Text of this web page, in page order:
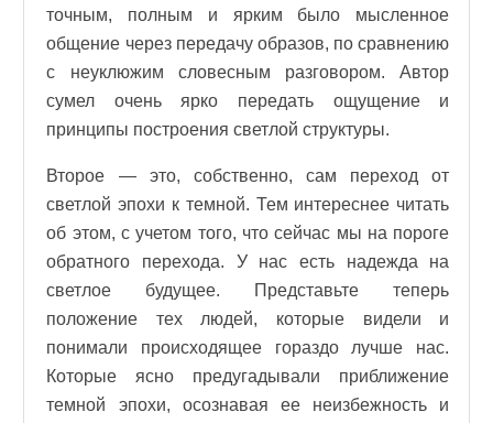
точным, полным и ярким было мысленное
общение через передачу образов, по сравнению
с неуклюжим словесным разговором. Автор
сумел очень ярко передать ощущение и
принципы построения светлой структуры.
Второе — это, собственно, сам переход от
светлой эпохи к темной. Тем интереснее читать
об этом, с учетом того, что сейчас мы на пороге
обратного перехода. У нас есть надежда на
светлое будущее. Представьте теперь
положение тех людей, которые видели и
понимали происходящее гораздо лучше нас.
Которые ясно предугадывали приближение
темной эпохи, осознавая ее неизбежность и